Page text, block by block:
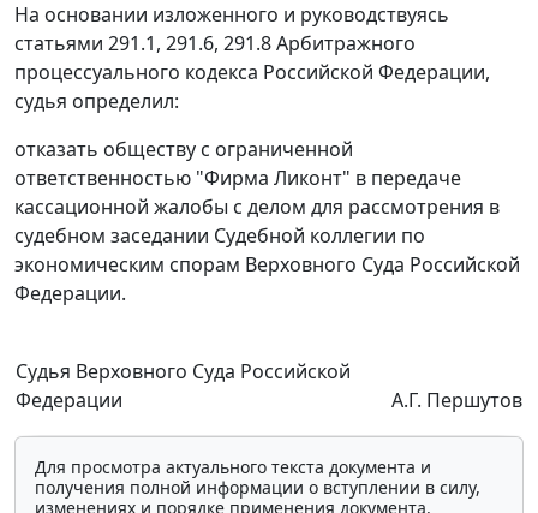
На основании изложенного и руководствуясь
статьями 291.1, 291.6, 291.8Арбитражного
процессуального кодекса Российской Федерации,
судья определил:
отказать обществу с ограниченной
ответственностью "Фирма Ликонт" в передаче
кассационной жалобы с делом для рассмотрения в
судебном заседании Судебной коллегии по
экономическим спорам Верховного Суда Российской
Федерации.
Судья Верховного Суда Российской
Федерации
А.Г. Першутов
Для просмотра актуального текста документа и
получения полной информации о вступлении в силу,
изменениях и порядке применения документа,